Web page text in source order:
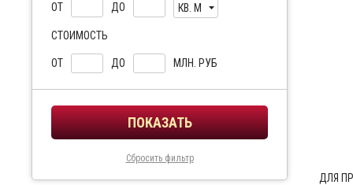
ОТ ДО КВ. М
СТОИМОСТЬ
ОТ ДО МЛН. РУБ
Сбросить фильтр
ДЛЯ